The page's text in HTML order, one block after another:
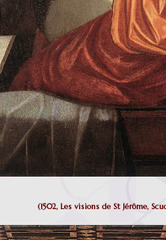
(1502, Les visions de St Jérôme,